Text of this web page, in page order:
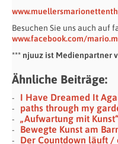
Besuchen Sie uns auch auf
www.facebook.com/
*** njuuz ist Medienpartner
Ähnliche Beiträge:
I Have Dreamed It
paths through my
„Aufwartung mit
Bewegte Kunst am
Der Countdown läuft /